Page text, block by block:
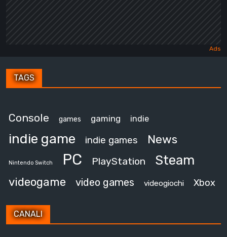
TAGS
Console games gaming indie
indie game indie games News
Nintendo Switch PC PlayStation Steam
videogame video games videogiochi Xbox
CANALI